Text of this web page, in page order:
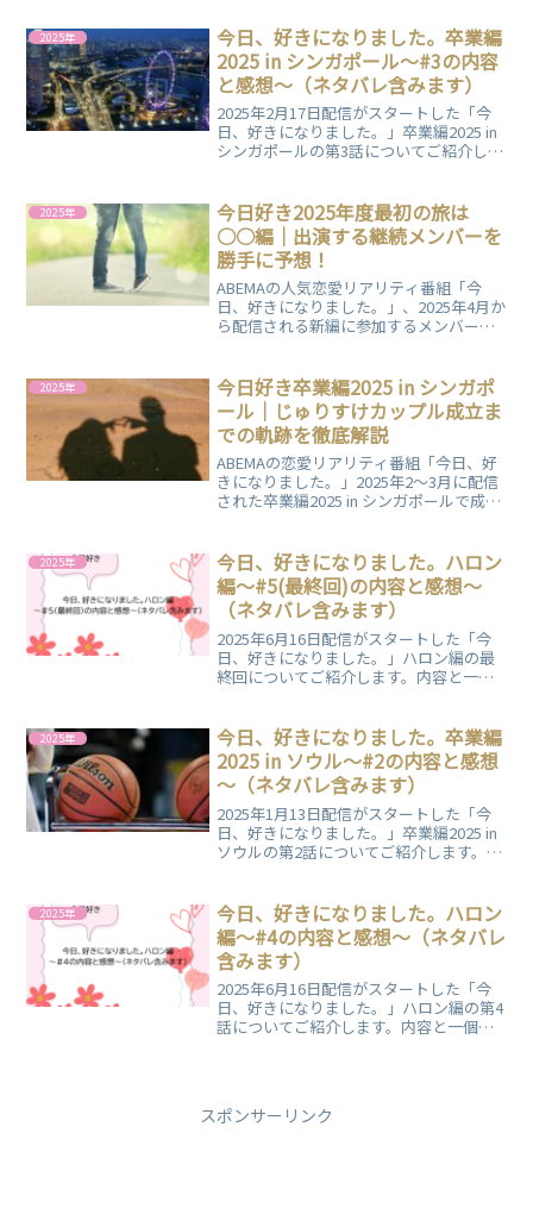
2025年
今日、好きになりました。卒業編
2025 in シンガポール～#3の内容
と感想～（ネタバレ含みます）
2025年2月17日配信がスタートした「今
日、好きになりました。」卒業編2025 in
シンガポールの第3話についてご紹介しま
2025年
今日好き2025年度最初の旅は
○○編｜出演する継続メンバーを
勝手に予想！
ABEMAの人気恋愛リアリティ番組「今
日、好きになりました。」、2025年4月か
ら配信される新編に参加するメンバーを
役高校生もまとめました。
2025年
今日好き卒業編2025 in シンガポ
ール｜じゅりすけカップル成立ま
での軌跡を徹底解説
ABEMAの恋愛リアリティ番組「今日、好
きになりました。」2025年2～3月に配信
された卒業編2025 in シンガポールで成立
ちを育んだ二人。どんな風に恋心が育っ
ていったのか、解説します！
2025年
今日、好きになりました。ハロン
編～#5(最終回)の内容と感想～
（ネタバレ含みます）
2025年6月16日配信がスタートした「今
日、好きになりました。」ハロン編の最
終回についてご紹介します。内容と一個
2025年
今日、好きになりました。卒業編
2025 in ソウル～#2の内容と感想
～（ネタバレ含みます）
2025年1月13日配信がスタートした「今
日、好きになりました。」卒業編2025 in
ソウルの第2話についてご紹介します。内
2025年
今日、好きになりました。ハロン
編～#4の内容と感想～（ネタバレ
含みます）
2025年6月16日配信がスタートした「今
日、好きになりました。」ハロン編の第4
話についてご紹介します。内容と一個人
スポンサーリンク